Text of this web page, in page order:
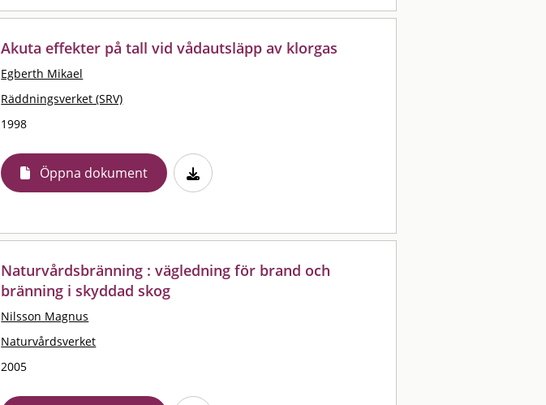
Akuta effekter på tall vid vådautsläpp av klorgas
Egberth Mikael
Räddningsverket (SRV)
1998
Öppna dokument
Naturvårdsbränning : vägledning för brand och
bränning i skyddad skog
Nilsson Magnus
Naturvårdsverket
2005